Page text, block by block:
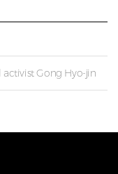
Gong Hyo-jin